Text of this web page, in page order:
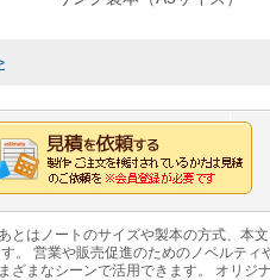
とはノートのサイズや製本の方式、本
。 営業や販売促進のためのノベルティ
まなシーンで活用できます。 オリジ